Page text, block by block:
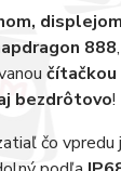
displejom
888
bezdrôtovo!
čo vpredu